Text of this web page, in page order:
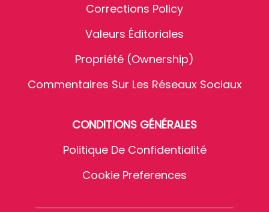
Corrections Policy
Valeurs Éditoriales
Propriété (Ownership)
Commentaires Sur Les Réseaux Sociaux
CONDITIONS GÉNÉRALES
Politique De Confidentialité
Cookie Preferences